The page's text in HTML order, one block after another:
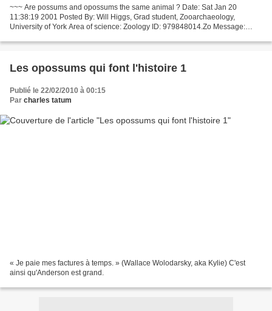
~~~ Are possums and opossums the same animal ? Date: Sat Jan 20
11:38:19 2001 Posted By: Will Higgs, Grad student, Zooarchaeology,
University of York Area of science: Zoology ID: 979848014.Zo Message:
Les opossums qui font l'histoire 1
Publié le 22/02/2010 à 00:15
Par charles tatum
« Je paie mes factures à temps. » (Wallace Wolodarsky, aka Kylie) C'est
ainsi qu'Anderson est grand.